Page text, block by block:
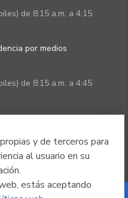
y de terceros para
al usuario en su
estás aceptando
de 8:15 a.m. a 4:15
por medios
de 8:15 a.m. a 4:45